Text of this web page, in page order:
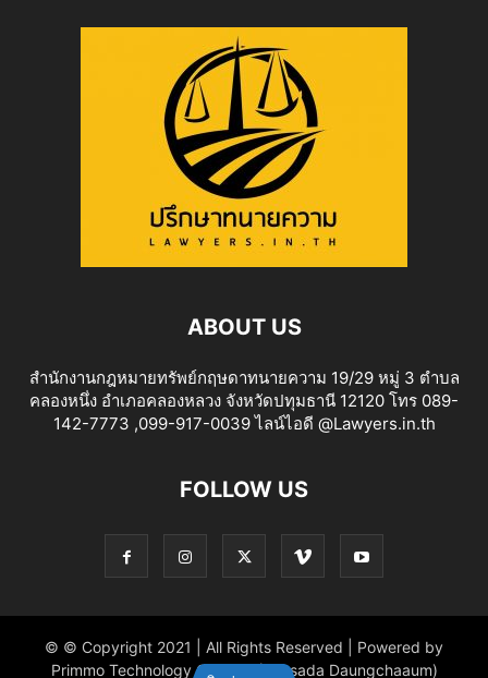
ABOUT US
สำนักงานกฎหมายทรัพย์กฤษดาทนายความ 19/29 หมู่ 3 ตำบล
คลองหนึ่ง อำเภอคลองหลวง จังหวัดปทุมธานี 12120 โทร 089-
142-7773 ,099-917-0039 ไลน์ไอดี @Lawyers.in.th
FOLLOW US
© © Copyright 2021 | All Rights Reserved | Powered by
Primmo Technology Co.,Ltd. (Khitsada Daungchaaum)